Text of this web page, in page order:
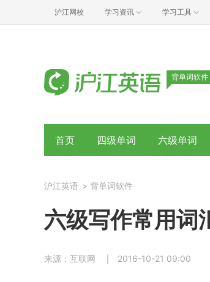
沪江网校 学习资讯 学习工具
背单词软件
首页 四级单词 六级单词
沪江英语 > 背单词软件
六级写作常用词
来源：互联网 2016-10-21 09:00